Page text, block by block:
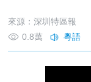
來源：深圳特區報
0.8萬